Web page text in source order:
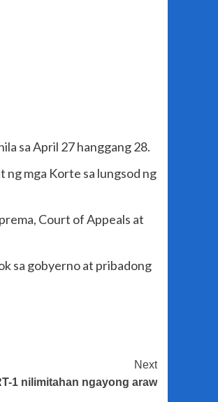
sa April 27 hanggang 28.
ng mga Korte sa lungsod ng
Court of Appeals at
sa gobyerno at pribadong
Next
1 nilimitahan ngayong araw